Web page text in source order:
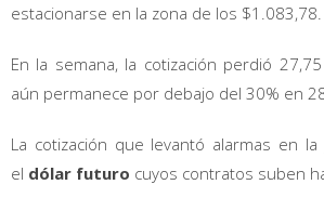
estacionarse en la zona de los $1.083,78.
En la semana, la cotización perdió
aún permanece por debajo del 30% en
La cotización que levantó alarmas en
el dólar futuro cuyos contratos suben